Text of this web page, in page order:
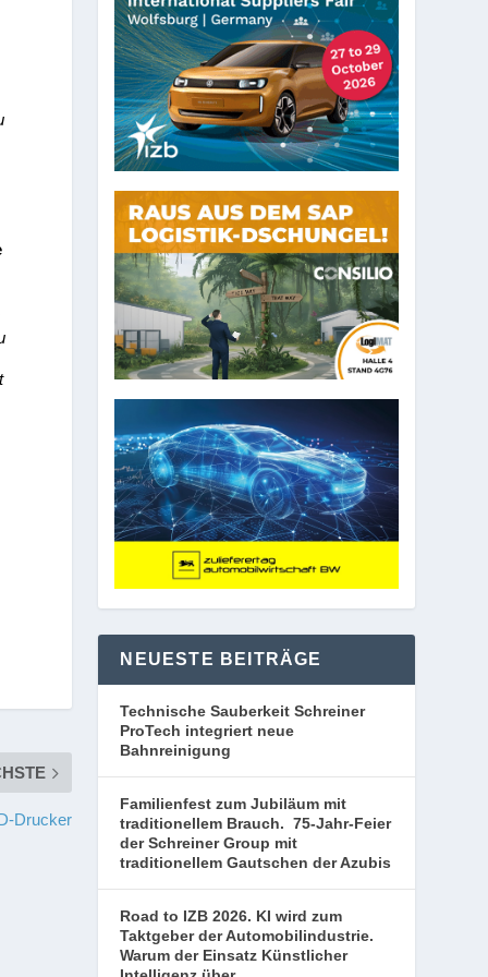
Drucker
NEUESTE BEITRÄGE
Technische Sauberkeit Schreiner
ProTech integriert neue
Bahnreinigung
Familienfest zum Jubiläum mit
traditionellem Brauch. 75-Jahr-Feier
der Schreiner Group mit
traditionellem Gautschen der Azubis
Road to IZB 2026. KI wird zum
Taktgeber der Automobilindustrie.
Warum der Einsatz Künstlicher